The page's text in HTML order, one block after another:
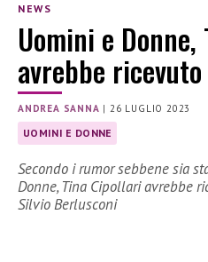
NEWS
Uomini e
avrebbe
ANDREA SANNA |26 LUGLIO 2023
UOMINI E DONNE
Secondo i rumor sebbene sia
Donne, Tina Cipollari avrebbe
Silvio Berlusconi